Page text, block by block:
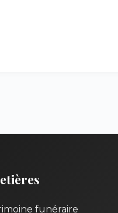
funéraire